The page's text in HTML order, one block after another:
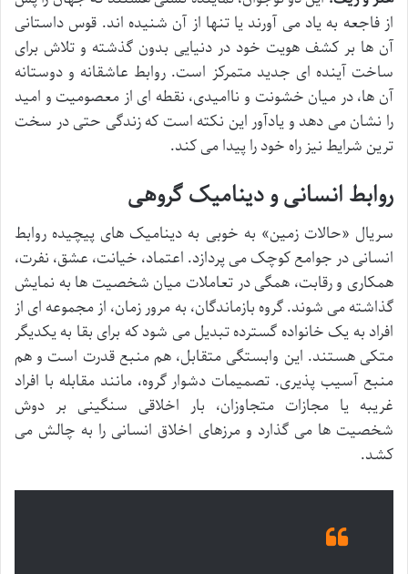
از فاجعه به یاد می آورند یا تنها از آن شنیده اند. قوس داستانی
آن ها بر کشف هویت خود در دنیایی بدون گذشته و تلاش برای
ساخت آینده ای جدید متمرکز است. روابط عاشقانه و دوستانه
آن ها، در میان خشونت و ناامیدی، نقطه ای از معصومیت و امید
را نشان می دهد و یادآور این نکته است که زندگی حتی در سخت
ترین شرایط نیز راه خود را پیدا می کند.
روابط انسانی و دینامیک گروهی
سریال «حالات زمین» به خوبی به دینامیک های پیچیده روابط
انسانی در جوامع کوچک می پردازد. اعتماد، خیانت، عشق، نفرت،
همکاری و رقابت، همگی در تعاملات میان شخصیت ها به نمایش
گذاشته می شوند. گروه بازماندگان، به مرور زمان، از مجموعه ای از
افراد به یک خانواده گسترده تبدیل می شود که برای بقا به یکدیگر
متکی هستند. این وابستگی متقابل، هم منبع قدرت است و هم
منبع آسیب پذیری. تصمیمات دشوار گروه، مانند مقابله با افراد
غریبه یا مجازات متجاوزان، بار اخلاقی سنگینی بر دوش
شخصیت ها می گذارد و مرزهای اخلاق انسانی را به چالش می
کشد.